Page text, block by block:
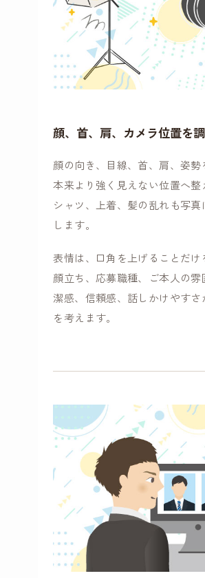
顔、首、肩、カメラ位置を
顔の向き、目線、首、肩、姿
本来より強く見えない位置へ整
シャツ、上着、髪の乱れも写
します。
表情は、口角を上げることだけ
顔立ち、応募職種、ご本人の
潔感、信頼感、話しかけやす
を考えます。